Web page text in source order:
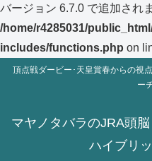
バージョン 6.7.0 で追加され
/home/r4285031/
includes/functions.php on
頂点戦ダービー･天皇賞春からの視
ー
マヤノタバラのJRA頭
ハイブリ